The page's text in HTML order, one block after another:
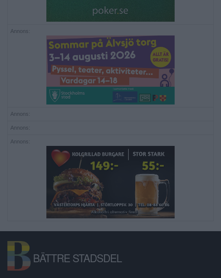
Annons:
Annons:
Annons:
Annons:
BÄTTRE STADSDEL